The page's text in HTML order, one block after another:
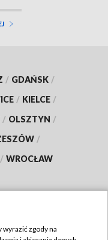
/ GDAŃSK /
/ KIELCE /
/ OLSZTYN /
/
/ WROCŁAW
zgody na